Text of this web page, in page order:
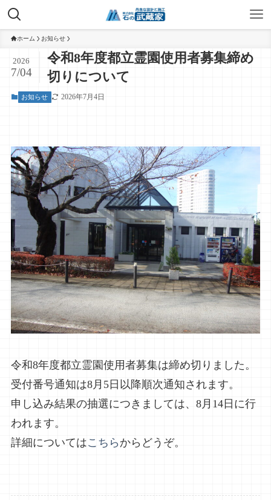
ホーム お知らせ
令和8年度都立霊園使用者募集締め
切りについて
2026
7/04
お知らせ 2026年7月4日
令和8年度都立霊園使用者募集は締め切りました。
受付番号通知は8月5日以降順次通知されます。
申し込み結果の抽選につきましては、8月14日に行
われます。
詳細についてはこちら からどうぞ。